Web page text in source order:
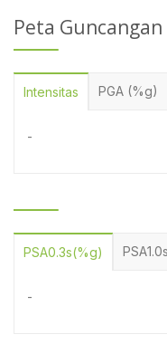
Peta Guncangan
Intensitas PGA (%g)
-
PSA0.3s(%g)
-